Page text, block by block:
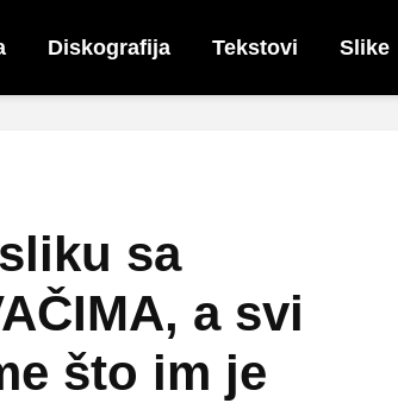
Diskografija Tekstovi Slike
sa
a svi
što im je